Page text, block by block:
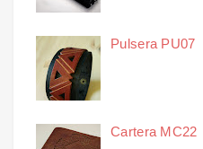
Pulsera PU07
Cartera MC22